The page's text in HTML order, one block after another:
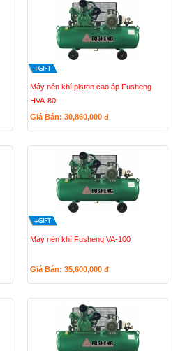
Máy nén khí piston cao áp Fusheng
HVA-80
Giá Bán: 30,860,000 đ
Máy nén khí Fusheng VA-100
Giá Bán: 35,600,000 đ